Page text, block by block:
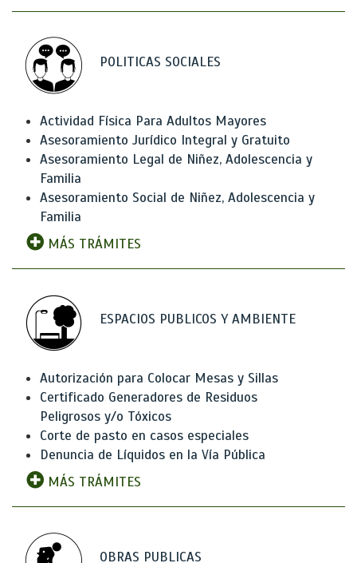
POLITICAS SOCIALES
Actividad Física Para Adultos Mayores
Asesoramiento Jurídico Integral y Gratuito
Asesoramiento Legal de Niñez, Adolescencia y
Familia
Asesoramiento Social de Niñez, Adolescencia y
Familia
MÁS TRÁMITES
ESPACIOS PUBLICOS Y AMBIENTE
Autorización para Colocar Mesas y Sillas
Certificado Generadores de Residuos
Peligrosos y/o Tóxicos
Corte de pasto en casos especiales
Denuncia de Líquidos en la Vía Pública
MÁS TRÁMITES
OBRAS PUBLICAS